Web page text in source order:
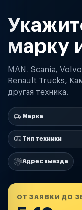
марку
MAN, Scania,
Renault Trucks,
другая техника.
Марка
Тип техники
Адрес выезда
ОТ ЗАЯВКИ ДО